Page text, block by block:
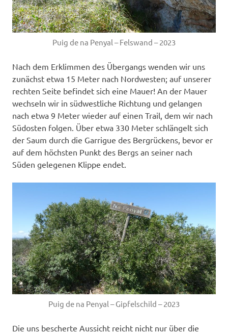
Puig de na Penyal – Felswand – 2023
Nach dem Erklimmen des Übergangs wenden wir uns
zunächst etwa 15 Meter nach Nordwesten; auf unserer
rechten Seite befindet sich eine Mauer! An der Mauer
wechseln wir in südwestliche Richtung und gelangen
nach etwa 9 Meter wieder auf einen Trail, dem wir nach
Südosten folgen. Über etwa 330 Meter schlängelt sich
der Saum durch die Garrigue des Bergrückens, bevor er
auf dem höchsten Punkt des Bergs an seiner nach
Süden gelegenen Klippe endet.
Puig de na Penyal – Gipfelschild – 2023
Die uns bescherte Aussicht reicht nicht nur über die